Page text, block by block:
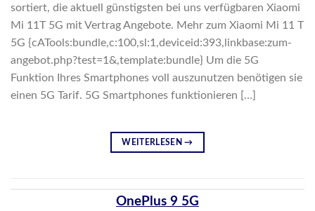
sortiert, die aktuell günstigsten bei uns verfügbaren Xiaomi
Mi 11T 5G mit Vertrag Angebote. Mehr zum Xiaomi Mi 11 T
5G {cATools:bundle,c:100,sl:1,deviceid:393,linkbase:zum-
angebot.php?test=1&,template:bundle} Um die 5G
Funktion Ihres Smartphones voll auszunutzen benötigen sie
einen 5G Tarif. 5G Smartphones funktionieren […]
WEITERLESEN→
OnePlus 9 5G